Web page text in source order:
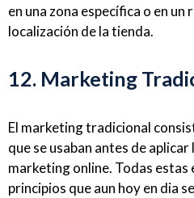
en una zona específica o en
localización de la tienda.
12. Marketing
El marketing tradicional
que se usaban antes de
marketing online. Todas
principios que aun hoy en dia